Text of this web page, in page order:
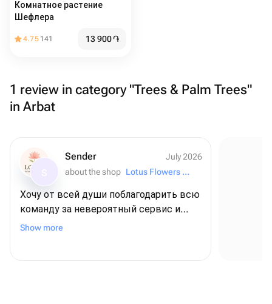
Комнатное растение
Шефлера
4.75 141 13 900֏
1 review in category "Trees & Palm Trees"
in Arbat
Sender
July 2026
about the shop
Lotus Flowers and Gifts
Хочу от всей души поблагодарить всю
команду за невероятный сервис и
внимание к деталям! ❤️ Для меня этот
Show more